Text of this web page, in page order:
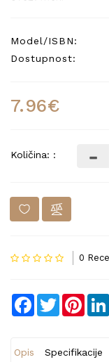
Model/ISBN:
Dostupnost:
7.96€
Količina: :
0
Facebook
Twitter
Opis Specifikacije